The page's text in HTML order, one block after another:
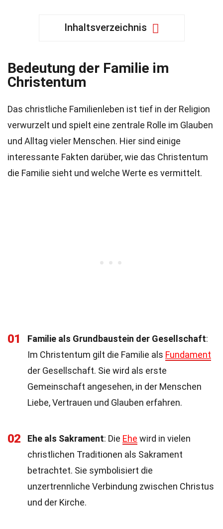
Inhaltsverzeichnis
Bedeutung der Familie im
Christentum
Das christliche Familienleben ist tief in der Religion
verwurzelt und spielt eine zentrale Rolle im Glauben
und Alltag vieler Menschen. Hier sind einige
interessante Fakten darüber, wie das Christentum
die Familie sieht und welche Werte es vermittelt.
01 Familie als Grundbaustein der Gesellschaft:
Im Christentum gilt die Familie als Fundament
der Gesellschaft. Sie wird als erste
Gemeinschaft angesehen, in der Menschen
Liebe, Vertrauen und Glauben erfahren.
02 Ehe als Sakrament: Die Ehe wird in vielen
christlichen Traditionen als Sakrament
betrachtet. Sie symbolisiert die
unzertrennliche Verbindung zwischen Christus
und der Kirche.